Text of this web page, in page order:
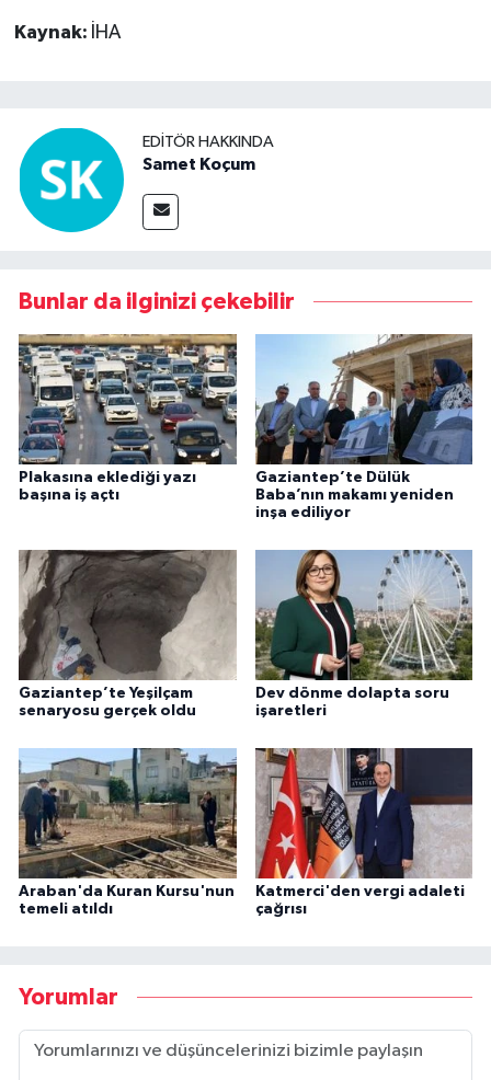
Kaynak: İHA
EDITÖR HAKKINDA
Samet Koçum
Bunlar da ilginizi çekebilir
Plakasına eklediği yazı
başına iş açtı
Gaziantep’te Dülük
Baba’nın makamı yeniden
inşa ediliyor
Gaziantep’te Yeşilçam
senaryosu gerçek oldu
Dev dönme dolapta soru
işaretleri
Araban'da Kuran Kursu'nun
temeli atıldı
Katmerci'den vergi adaleti
çağrısı
Yorumlar